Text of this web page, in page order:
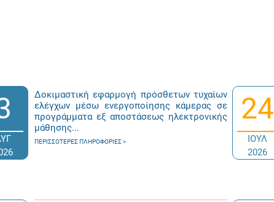
Δοκιμαστική εφαρμογή πρόσθετων τυχαίων
ελέγχων μέσω ενεργοποίησης κάμερας σε
προγράμματα εξ αποστάσεως ηλεκτρονικής
μάθησης...
ΠΕΡΙΣΣΌΤΕΡΕΣ ΠΛΗΡΟΦΟΡΊΕΣ
24
ΙΟΥΛ
2026